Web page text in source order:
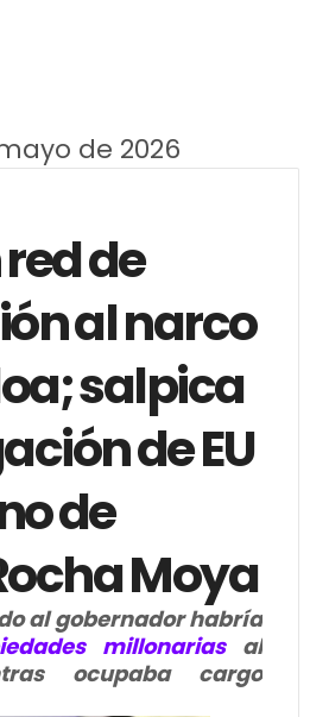
de 2026
de
al narco
salpica
de EU
de
Moya
al gobernador habría
millonariasal
ocupaba cargo